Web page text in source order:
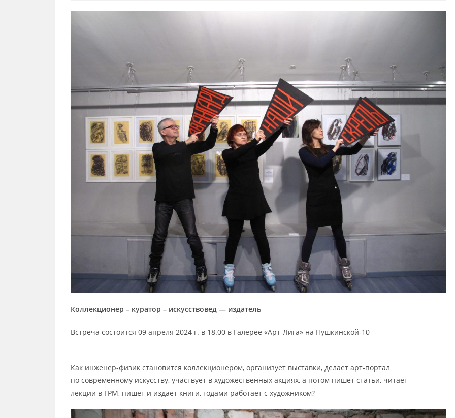
Коллекционер – куратор – искусствовед — издатель
Встреча состоится 09 апреля 2024 г. в 18.00 в Галерее «Арт-Лига» на Пушкинской-10
Как инженер-физик становится коллекционером, организует выставки, делает арт-портал
по современному искусству, участвует в художественных акциях, а потом пишет статьи, читает
лекции в ГРМ, пишет и издает книги, годами работает с художником?